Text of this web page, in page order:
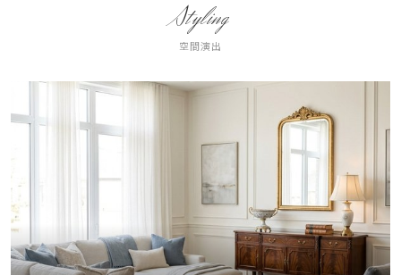
Styling
空間演出